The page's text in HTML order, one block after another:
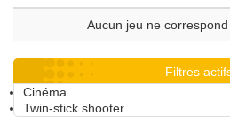
Aucun jeu ne correspond
Filtres
Cinéma
Twin-stick shooter